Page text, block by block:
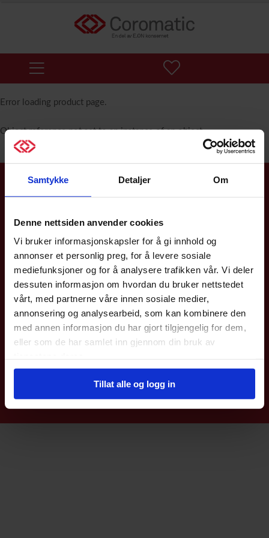
Samtykke Detaljer Om
Denne nettsiden anvender cookies
Vi bruker informasjonskapsler for å gi innhold og
annonser et personlig preg, for å levere sosiale
mediefunksjoner og for å analysere trafikken vår. Vi deler
dessuten informasjon om hvordan du bruker nettstedet
vårt, med partnerne våre innen sosiale medier,
annonsering og analysearbeid, som kan kombinere den
med annen informasjon du har gjort tilgjengelig for dem,
eller som de har samlet inn gjennom din bruk av
Tillat alle og logg in
Error loading product page.
Object reference not set to an instance of an object.
Service & support 24/7
datakommunikasjon for kritiske funksjoner. Vi er et
serviceselskap og en uavhengig systemintegrator som alltid
fokuserer på den beste løsningen for deg som kunde.
Coromatic AS
Kjeller Vest 6
2007 Kjeller
Telefon: 22 76 40 00